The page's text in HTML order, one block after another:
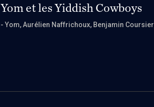
Yom et les Yiddish Cowboys
- Yom, Aurélien Naffrichoux, Benjamin Coursier